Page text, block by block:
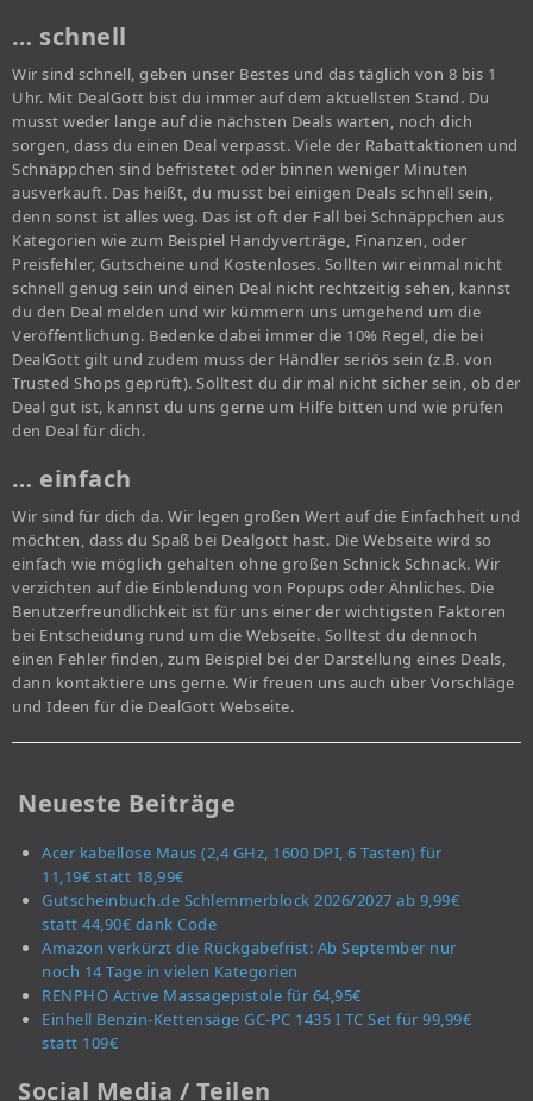
… schnell
Wir sind schnell, geben unser Bestes und das täglich von 8 bis 1
Uhr. Mit DealGott bist du immer auf dem aktuellsten Stand. Du
musst weder lange auf die nächsten Deals warten, noch dich
sorgen, dass du einen Deal verpasst. Viele der Rabattaktionen und
Schnäppchen sind befristetet oder binnen weniger Minuten
ausverkauft. Das heißt, du musst bei einigen Deals schnell sein,
denn sonst ist alles weg. Das ist oft der Fall bei Schnäppchen aus
Kategorien wie zum Beispiel Handyverträge, Finanzen, oder
Preisfehler, Gutscheine und Kostenloses. Sollten wir einmal nicht
schnell genug sein und einen Deal nicht rechtzeitig sehen, kannst
du den Deal melden und wir kümmern uns umgehend um die
Veröffentlichung. Bedenke dabei immer die 10% Regel, die bei
DealGott gilt und zudem muss der Händler seriös sein (z.B. von
Trusted Shops geprüft). Solltest du dir mal nicht sicher sein, ob der
Deal gut ist, kannst du uns gerne um Hilfe bitten und wie prüfen
den Deal für dich.
… einfach
Wir sind für dich da. Wir legen großen Wert auf die Einfachheit und
möchten, dass du Spaß bei Dealgott hast. Die Webseite wird so
einfach wie möglich gehalten ohne großen Schnick Schnack. Wir
verzichten auf die Einblendung von Popups oder Ähnliches. Die
Benutzerfreundlichkeit ist für uns einer der wichtigsten Faktoren
bei Entscheidung rund um die Webseite. Solltest du dennoch
einen Fehler finden, zum Beispiel bei der Darstellung eines Deals,
dann kontaktiere uns gerne. Wir freuen uns auch über Vorschläge
und Ideen für die DealGott Webseite.
Neueste Beiträge
Acer kabellose Maus (2,4 GHz, 1600 DPI, 6 Tasten) für
11,19€ statt 18,99€
Gutscheinbuch.de Schlemmerblock 2026/2027 ab 9,99€
statt 44,90€ dank Code
Amazon verkürzt die Rückgabefrist: Ab September nur
noch 14 Tage in vielen Kategorien
RENPHO Active Massagepistole für 64,95€
Einhell Benzin-Kettensäge GC-PC 1435 I TC Set für 99,99€
statt 109€
Social Media / Teilen